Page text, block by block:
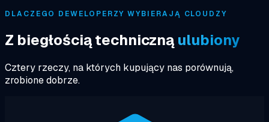
DLACZEGO DEWELOPERZY WYBIERAJĄ CLOUDZY
Z biegłością techniczną ulubiony
Cztery rzeczy, na których kupujący nas porównują,
zrobione dobrze.